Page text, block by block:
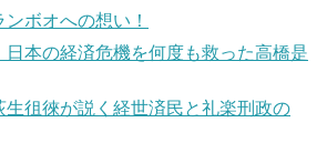
ボオへの想い！
日本の経済危機を何度も救った高橋是
生徂徠が説く経世済民と礼楽刑政の